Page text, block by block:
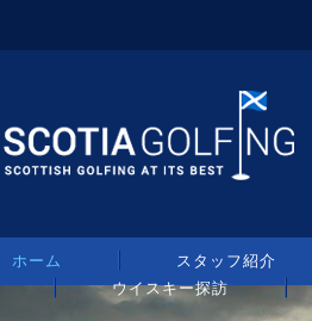
ホーム スタッフ紹介
ウイスキー探訪